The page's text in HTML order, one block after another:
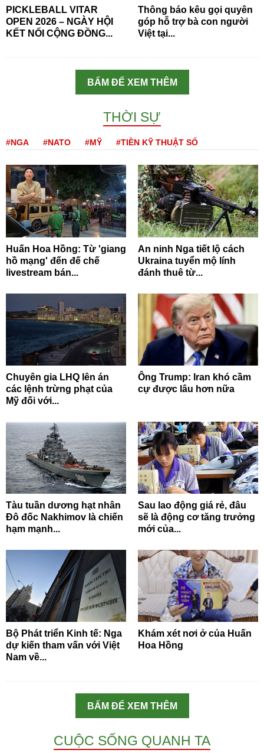
PICKLEBALL VITAR
OPEN 2026 – NGÀY HỘI
KẾT NỐI CỘNG ĐỒNG...
Thông báo kêu gọi quyên
góp hỗ trợ bà con người
Việt tại...
BẤM ĐỂ XEM THÊM
THỜI SỰ
#NGA #NATO #MỸ #TIỀN KỸ THUẬT SỐ
Huấn Hoa Hồng: Từ 'giang
hồ mạng' đến đế chế
livestream bán...
An ninh Nga tiết lộ cách
Ukraina tuyển mộ lính
đánh thuê từ...
Chuyên gia LHQ lên án
các lệnh trừng phạt của
Mỹ đối với...
Ông Trump: Iran khó cầm
cự được lâu hơn nữa
Tàu tuần dương hạt nhân
Đô đốc Nakhimov là chiến
hạm mạnh...
Sau lao động giá rẻ, đâu
sẽ là động cơ tăng trưởng
mới của...
Bộ Phát triển Kinh tế: Nga
dự kiến tham vấn với Việt
Nam về...
Khám xét nơi ở của Huấn
Hoa Hồng
BẤM ĐỂ XEM THÊM
CUỘC SỐNG QUANH TA